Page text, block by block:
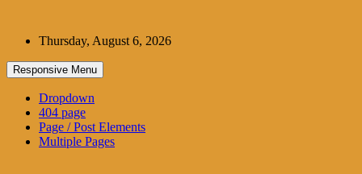
contentThursday, August 6, 2026
Responsive Menu
Dropdown
404 page
Page / Post Elements
Multiple Pages